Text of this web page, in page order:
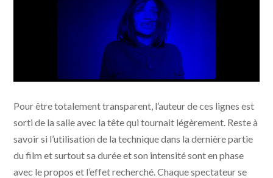
zone
Pour être totalement transparent, l’auteur de ces lignes est
sorti de la salle avec la tête qui tournait légèrement. Reste à
savoir si l’utilisation de la technique dans la dernière partie
du film et surtout sa durée et son intensité sont en phase
avec le propos et l’effet recherché. Chaque spectateur se